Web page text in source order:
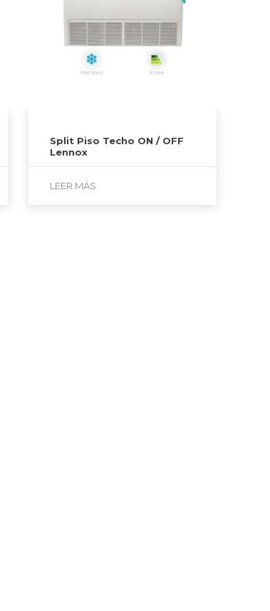
Split Piso Techo ON / OFF
Lennox
LEER MÁS